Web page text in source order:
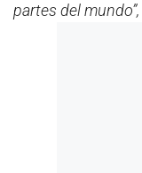
partes del mundo”,